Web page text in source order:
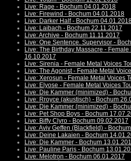
Live: Rage - Bochum 04.01.2018
Live: Firewind - Bochum 04.01.2018
Live: Darker Half - Bochum
Live: Laibach - Bochum 22.11.2017
Live: Archive - Bochum 11.11.2017
Live: One Sentence. Supervisor -
Live: The Birthday Massacre -
16.10.2017
Live: Sirenia - Female Metal Voices
Live: The Agonist - Female Metal
Live: Xerosun - Female Metal Voices
Live: Elyose - Female Metal Voices
Live: Die Kammer (minimized) -
Live: Rroyce (akustisch) - Bochum
Live: Die Kammer (minimized) -
Live: Pet Shop Boys - Bochum
Live: Biffy Clyro - Bochum 09.02.2017
Live: Aviv Geffen (Blackfield) -
Live: Deine Lakaien - Bochum
Live: Die Kammer - Bochum
Live: Pauline Paris - Bochum
Live: Melotron - Bochum 06.01.2017